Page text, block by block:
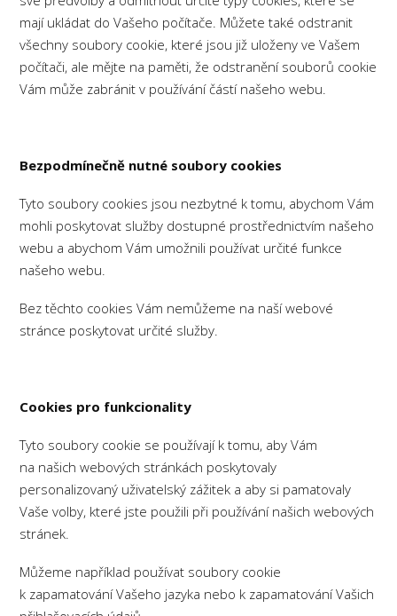
mají ukládat do Vašeho počítače. Můžete také odstranit
všechny soubory cookie, které jsou již uloženy ve Vašem
počítači, ale mějte na paměti, že odstranění souborů cookie
Vám může zabránit v používání částí našeho webu.
Bezpodmínečně nutné soubory cookies
Tyto soubory cookies jsou nezbytné k tomu, abychom Vám
mohli poskytovat služby dostupné prostřednictvím našeho
webu a abychom Vám umožnili používat určité funkce
našeho webu.
Bez těchto cookies Vám nemůžeme na naší webové
stránce poskytovat určité služby.
Cookies pro funkcionality
Tyto soubory cookie se používají k tomu, aby Vám
na našich webových stránkách poskytovaly
personalizovaný uživatelský zážitek a aby si pamatovaly
Vaše volby, které jste použili při používání našich webových
stránek.
Můžeme například používat soubory cookie
k zapamatování Vašeho jazyka nebo k zapamatování Vašich